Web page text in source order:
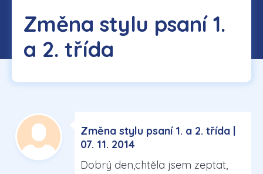
Změna stylu psaní 1.
a 2. třída
Změna stylu psaní 1. a 2. třída |
07. 11. 2014
Dobrý den,chtěla jsem zeptat,